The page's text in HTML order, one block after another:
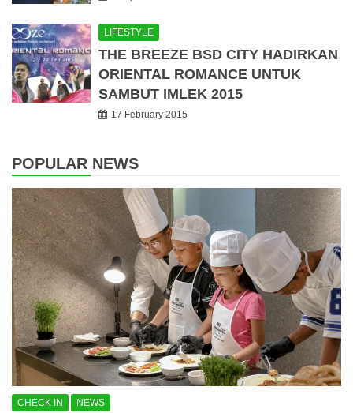
LIFESTYLE
THE BREEZE BSD CITY HADIRKAN
ORIENTAL ROMANCE UNTUK
SAMBUT IMLEK 2015
17 February 2015
POPULAR NEWS
CHECK IN NEWS